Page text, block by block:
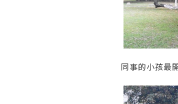
同事的小孩最